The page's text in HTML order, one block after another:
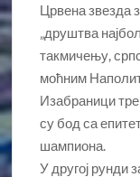
Црвена звезда
„друштва
такмичењу,
моћним
Изабраници
су бод са
шампиона.
У другој рунди